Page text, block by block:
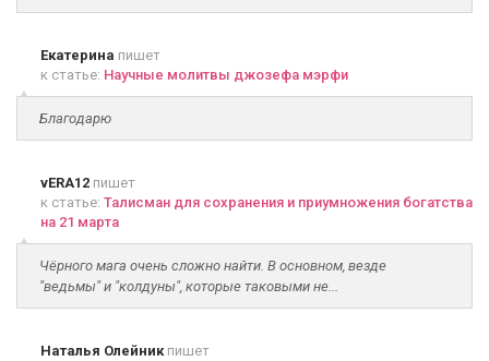
Екатерина пишет
к статье: Научные молитвы джозефа мэрфи
Благодарю
vERA12 пишет
к статье: Талисман для сохранения и приумножения богатства
на 21 марта
Чёрного мага очень сложно найти. В основном, везде
"ведьмы" и "колдуны", которые таковыми не...
Наталья Олейникпишет